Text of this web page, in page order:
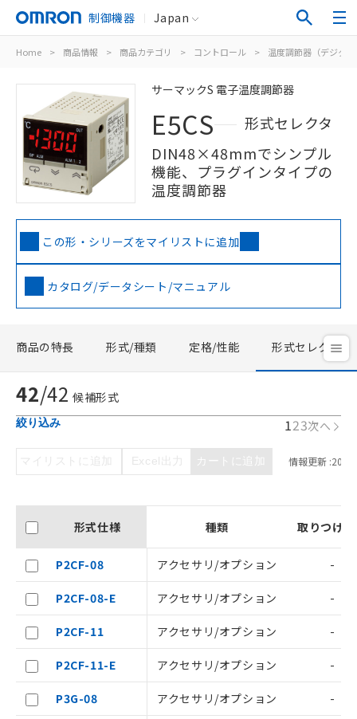
制御機器 Japan
Home > 商品情報 > 商品カテゴリ > コントロール > 温度調節器（デジタ
サーマックS 電子温度調節器
E5CS
形式セレクタ
DIN48×48mmでシンプル
機能、プラグインタイプの
温度調節器
この形・シリーズをマイリストに追加
カタログ/データシート/マニュアル
商品の特長 形式/種類 定格/性能 形式セレクタ
42/42 候補形式
絞り込み 123次へ
マイリストに追加 Excel出力 カートに追加 情報更新 :
形式仕様 種類 取りつけ
P2CF-08 アクセサリ/オプション -
P2CF-08-E アクセサリ/オプション -
P2CF-11 アクセサリ/オプション -
P2CF-11-E アクセサリ/オプション -
P3G-08 アクセサリ/オプション -